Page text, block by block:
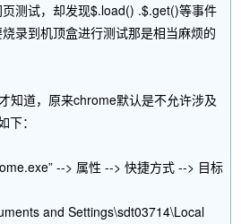
测试，却发现$.load() .$.get()等事件
录到机顶盒进行测试那是相当麻烦的
知道，原来chrome默认是不允许涉及
：
--> 属性 --> 快捷方式 --> 目标
and Settings\sdt03714\Local